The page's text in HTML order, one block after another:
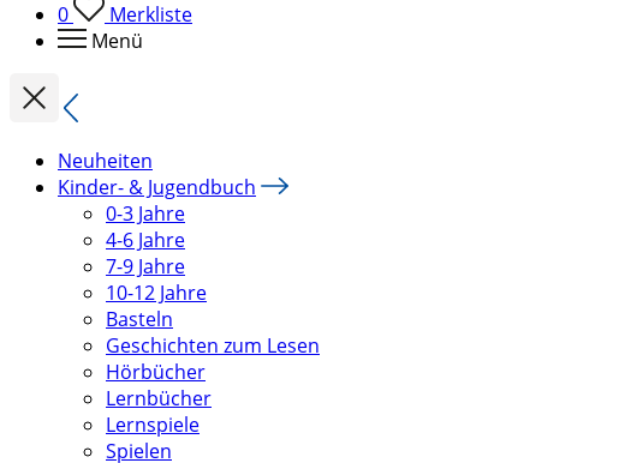
0
Merkliste
Menü
Neuheiten
Kinder- & Jugendbuch
0-3 Jahre
4-6 Jahre
7-9 Jahre
10-12 Jahre
Basteln
Geschichten zum Lesen
Hörbücher
Lernbücher
Lernspiele
Spielen